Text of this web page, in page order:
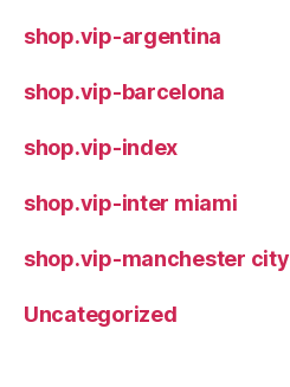
shop.vip-argentina
shop.vip-barcelona
shop.vip-index
shop.vip-inter miami
shop.vip-manchester city
Uncategorized